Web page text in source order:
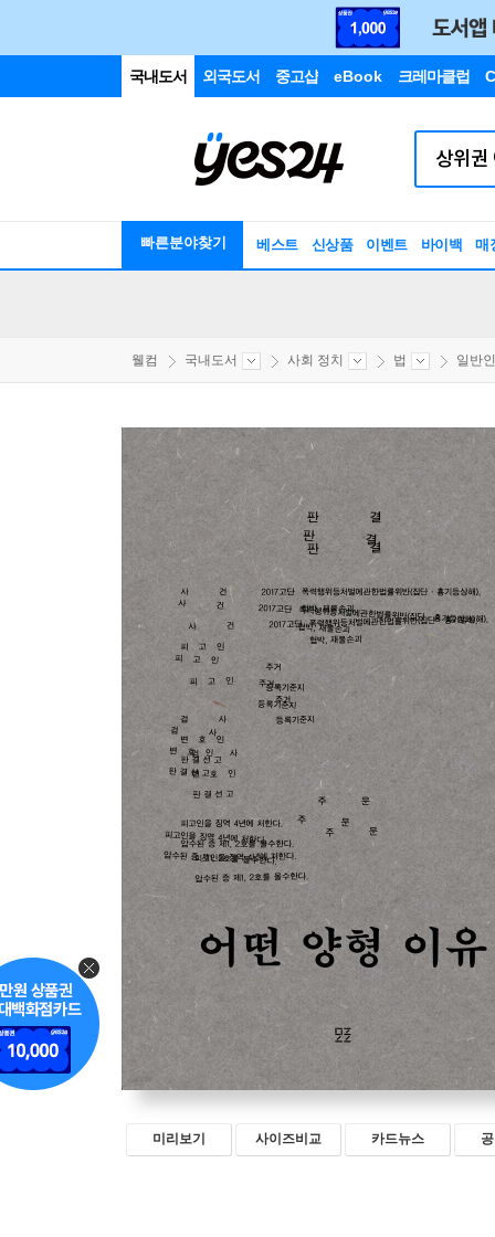
국내도서 외국도서 중고샵 eBook 크레마클럽
빠른분야찾기 베스트 신상품 이벤트 바이백 매
웰컴 국내도서 사회 정치 법 일반
미리보기 사이즈비교 카드뉴스